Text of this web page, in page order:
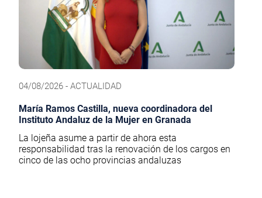
04/08/2026 - ACTUALIDAD
María Ramos Castilla, nueva coordinadora del
Instituto Andaluz de la Mujer en Granada
La lojeña asume a partir de ahora esta
responsabilidad tras la renovación de los cargos en
cinco de las ocho provincias andaluzas